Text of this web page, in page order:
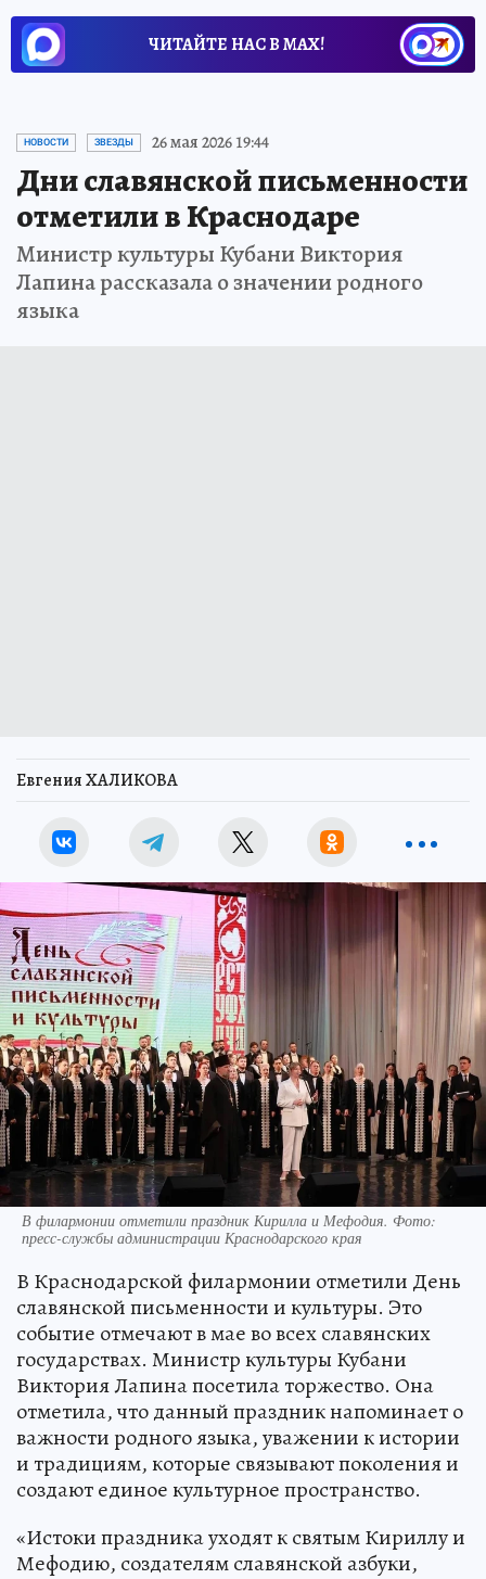
ЧИТАЙТЕ НАС В МАХ!
НОВОСТИ ЗВЕЗДЫ 26 мая 2026 19:44
Дни славянской письменности
отметили в Краснодаре
Министр культуры Кубани Виктория
Лапина рассказала о значении родного
языка
Евгения ХАЛИКОВА
В филармонии отметили праздник Кирилла и Мефодия. Фото:
пресс-службы администрации Краснодарского края
В Краснодарской филармонии отметили День
славянской письменности и культуры. Это
событие отмечают в мае во всех славянских
государствах. Министр культуры Кубани
Виктория Лапина посетила торжество. Она
отметила, что данный праздник напоминает о
важности родного языка, уважении к истории
и традициям, которые связывают поколения и
создают единое культурное пространство.
«Истоки праздника уходят к святым Кириллу и
Мефодию, создателям славянской азбуки,